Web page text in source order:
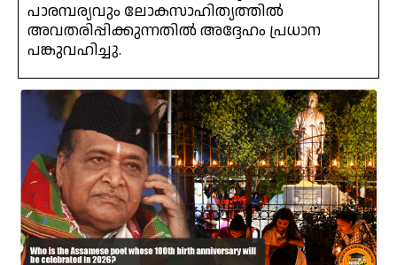
പാരമ്പര്യവും ലോകസാഹിത്യത്തിൽ
അവതരിപ്പിക്കുന്നതിൽ അദ്ദേഹം പ്രധാന
പങ്കുവഹിച്ചു.